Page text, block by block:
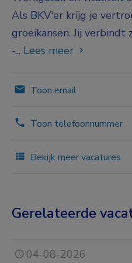
Als BKV'er krijg je
groeikansen. Jij verbindt
-... Lees meer
Toon email
Toon telefoonnummer
Bekijk meer vacatures
Gerelateerde
04-08-2026